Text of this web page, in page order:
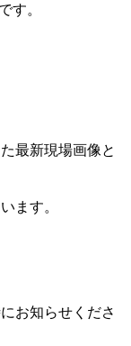
す。
最新現場画像と
ます。
お知らせくださ